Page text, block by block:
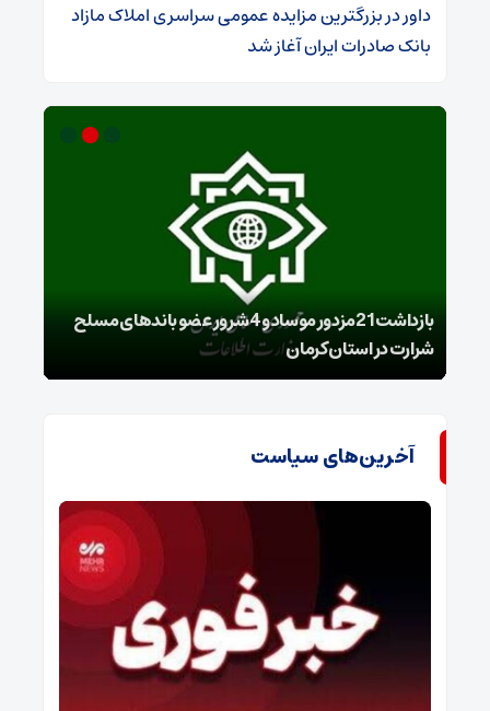
داوردر​بزرگترین مزایده عمومی سراسری املاک مازاد
بانک صادرات ایران آغاز شد
بازداشت 21مزدور موساد و 4 شرور عضو باندهای مسلح
شرارت در استان کرمان
آخرین‌های سیاست